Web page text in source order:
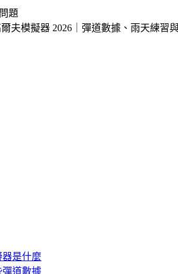
題
夫模擬器 2026｜彈道數據、雨天練習
是什麼
彈道數據